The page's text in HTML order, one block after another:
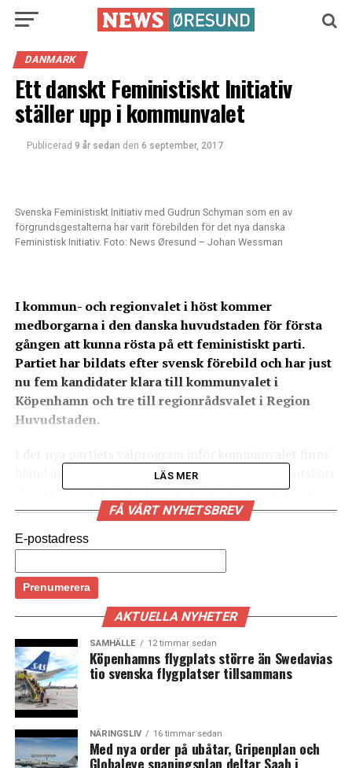
DANMARK
Ett danskt Feministiskt Initiativ
ställer upp i kommunvalet
Publicerad 9 år sedan den 6 september, 2017
Svenska Feministiskt Initiativ med Gudrun Schyman som en av
förgrundsgestalterna har varit förebilden för det nya danska
Feministisk Initiativ. Foto: News Øresund – Johan Wessman
I kommun- och regionvalet i höst kommer
medborgarna i den danska huvudstaden för första
gången att kunna rösta på ett feministiskt parti.
Partiet har bildats efter svensk förebild och har just
nu fem kandidater klara till kommunvalet i
Köpenhamn och tre till regionrådsvalet i Region
Huvudstaden.
bland annat ett mål om mer jämställda politiska utskott
där män och kvinnor vardera utgör minst 40 procent av
ledamöterna, lika rätt till föräldraledighet för män och
kvinnor, bättre villkor för mäns hälsa, satsningar mot
diskriminering i samband med anställningar i
Idén om ett feministiskt parti uppkom efter ett
debattmöte i januari där Gudrun Schyman, politisk
ledare för den svenska motsvarigheten Feministiskt
Initiativ, talade. I juni bildades partiet och ett
värdeprogram fastställdes, där det ingår liknande
målsättningar och värderingar inom jämställdhet,
jämlikhet, antidiskriminering och global solidaritet som i
svenska Fi:s politik. Enligt det danska partiets hemsida
är sloganen för det politiska arbetet: ”feminism är
LÄS MER
FÅ VÅRT NYHETSBREV
E-postadress
AKTUELLA NYHETER
SAMHÄLLE 12 timmar sedan
Köpenhamns flygplats större än Swedavias
tio svenska flygplatser tillsammans
NÄRINGSLIV 16 timmar sedan
Med nya order på ubåtar, Gripenplan och
Globaleye spaningsplan deltar Saab i